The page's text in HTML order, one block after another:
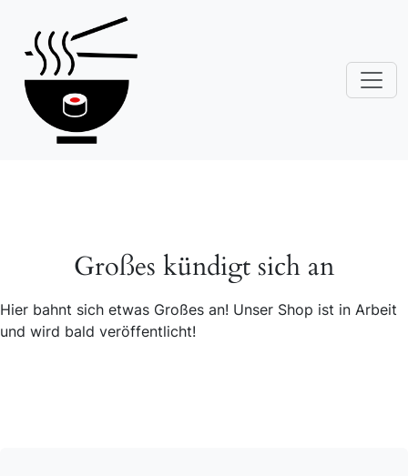
Großes kündigt sich an
Hier bahnt sich etwas Großes an! Unser Shop ist in Arbeit
und wird bald veröffentlicht!